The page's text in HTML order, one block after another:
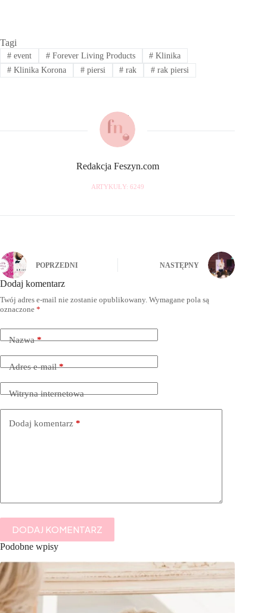
Tagi
#event #Forever Living Products # Klinika
#Klinika Korona #piersi # rak # rak piersi
Redakcja Feszyn.com
ARTYKUŁY: 6249
POPRZEDNI NASTĘPNY
Dodaj komentarz
Twój adres e-mail nie zostanie opublikowany. Wymagane pola są
oznaczone *
Nazwa*
Adres e-mail*
Witryna internetowa
Dodaj komentarz *
DODAJ KOMENTARZ
Podobne wpisy